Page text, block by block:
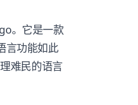
。它是一款
言功能如此
难民的语言